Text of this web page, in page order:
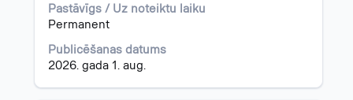
Pastāvīgs / Uz noteiktu laiku
Permanent
Publicēšanas datums
2026. gada 1. aug.
par
darba
piedāvājumu.